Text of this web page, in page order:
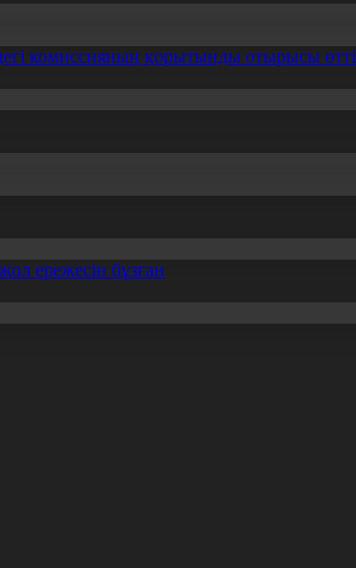
комиссияның қорытынды отырысы өтті
ережесін бұзған